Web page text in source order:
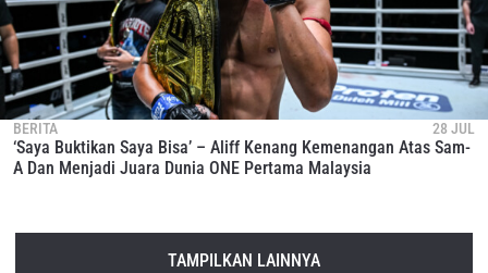
BERITA 28 JUL
‘Saya Buktikan Saya Bisa’ – Aliff Kenang Kemenangan Atas Sam-
A Dan Menjadi Juara Dunia ONE Pertama Malaysia
TAMPILKAN LAINNYA